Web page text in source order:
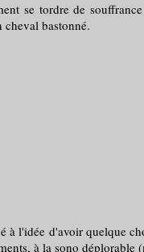
se tordre de
cheval bastonné.
l'idée d'avoir quelque
à la sono déplorable